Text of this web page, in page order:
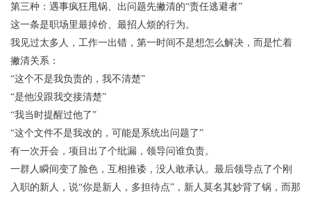
第三种：遇事疯狂甩锅、出问题先撇清的“责任逃避者”
这一条是职场里最掉价、最招人烦的行为。
我见过太多人，工作一出错，第一时间不是想怎么解决，而是忙着
撇清关系：
“这个不是我负责的，我不清楚”
“是他没跟我交接清楚”
“我当时提醒过他了”
“这个文件不是我改的，可能是系统出问题了”
有一次开会，项目出了个纰漏，领导问谁负责。
一群人瞬间变了脸色，互相推诿，没人敢承认。最后领导点了个刚
入职的新人，说“你是新人，多担待点”，新人莫名其妙背了锅，而那